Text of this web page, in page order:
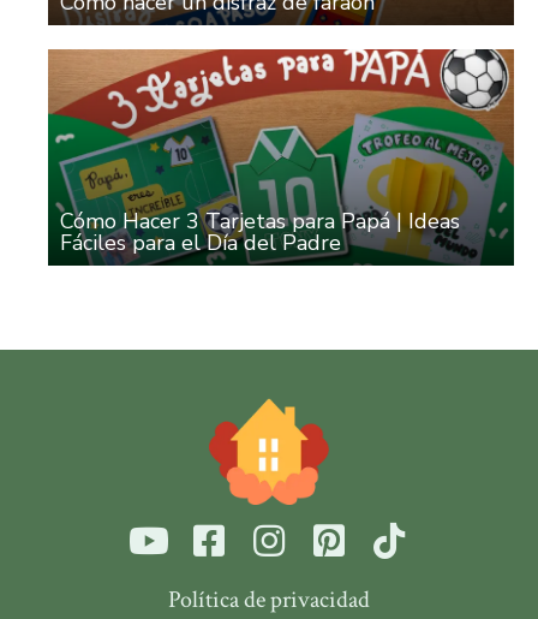
Cómo Hacer 3 Tarjetas para Papá | Ideas
Fáciles para el Día del Padre
Política de privacidad